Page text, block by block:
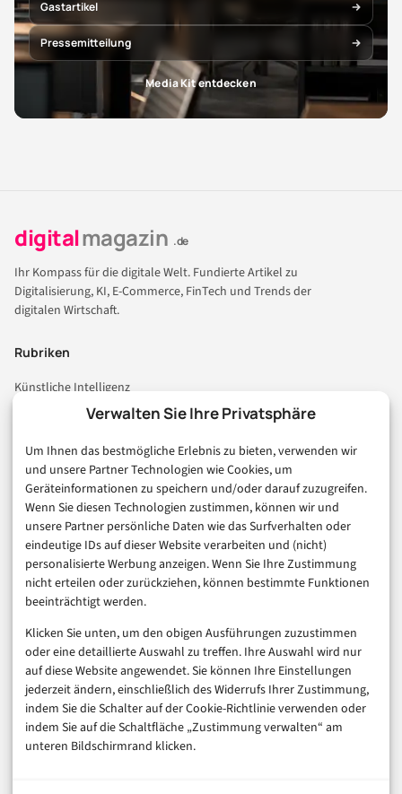
Verwalten Sie Ihre Privatsphäre
Um Ihnen das bestmögliche Erlebnis zu bieten, verwenden wir
und unsere Partner Technologien wie Cookies, um
Geräteinformationen zu speichern und/oder darauf zuzugreifen.
Wenn Sie diesen Technologien zustimmen, können wir und
unsere Partner persönliche Daten wie das Surfverhalten oder
eindeutige IDs auf dieser Website verarbeiten und (nicht)
personalisierte Werbung anzeigen. Wenn Sie Ihre Zustimmung
nicht erteilen oder zurückziehen, können bestimmte Funktionen
beeinträchtigt werden.
Klicken Sie unten, um den obigen Ausführungen zuzustimmen
oder eine detaillierte Auswahl zu treffen. Ihre Auswahl wird nur
auf diese Website angewendet. Sie können Ihre Einstellungen
jederzeit ändern, einschließlich des Widerrufs Ihrer Zustimmung,
indem Sie die Schalter auf der Cookie-Richtlinie verwenden oder
indem Sie auf die Schaltfläche „Zustimmung verwalten“ am
unteren Bildschirmrand klicken.
Gastartikel
Pressemitteilung
Media Kit entdecken
digitalmagazin .de
Ihr Kompass für die digitale Welt. Fundierte Artikel zu
Digitalisierung, KI, E-Commerce, FinTech und Trends der
digitalen Wirtschaft.
Rubriken
Künstliche Intelligenz
Technologie & IT
Consumer & Digital Life
Marketing
Finanzen & FinTech
Business & Karriere
Sicherheit & Recht
Digitalisierung
Marketing
Magazin
Unsere Redaktion
Werbeformate & Media Kit
Rechtliches